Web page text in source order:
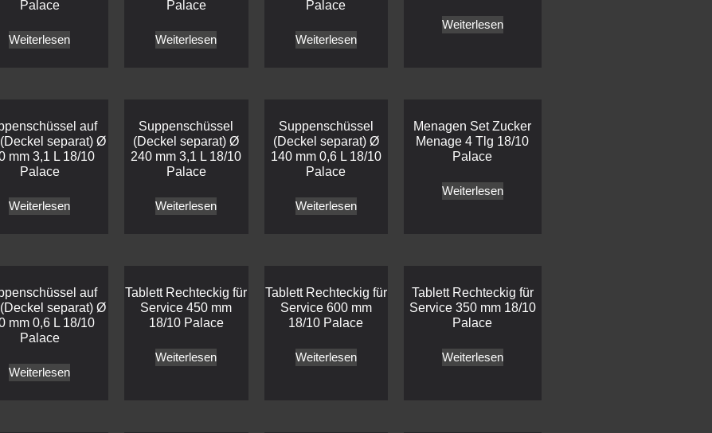
Palace
Weiterlesen
Palace
Weiterlesen
Palace
Weiterlesen
Weiterlesen
auf
separat) Ø
mm 3,1 L 18/10
Palace
Weiterlesen
Suppenschüssel
(Deckel separat) Ø
240 mm 3,1 L 18/10
Palace
Weiterlesen
Suppenschüssel
(Deckel separat) Ø
140 mm 0,6 L 18/10
Palace
Weiterlesen
Menagen Set Zucker
Menage 4 Tlg 18/10
Palace
Weiterlesen
auf
separat) Ø
mm 0,6 L 18/10
Palace
Weiterlesen
Tablett Rechteckig für
Service 450 mm
18/10 Palace
Weiterlesen
Tablett Rechteckig für
Service 600 mm
18/10 Palace
Weiterlesen
Tablett Rechteckig für
Service 350 mm 18/10
Palace
Weiterlesen